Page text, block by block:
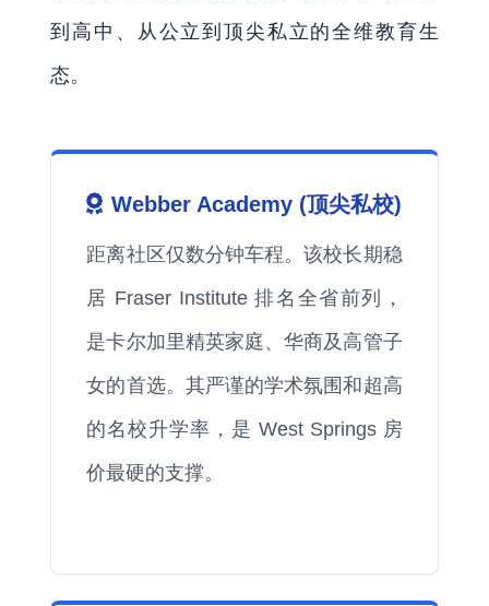
到高中、从公立到顶尖私立的全维教育生
态。
Webber Academy (顶尖私校)
距离社区仅数分钟车程。该校长期稳
居 Fraser Institute 排名全省前列，
是卡尔加里精英家庭、华商及高管子
女的首选。其严谨的学术氛围和超高
的名校升学率，是 West Springs 房
价最硬的支撑。